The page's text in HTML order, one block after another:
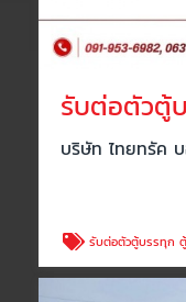
รับต่อตัวตู้
บริษัท ไทยทรัค
รับต่อตัวตู้บรรทุก